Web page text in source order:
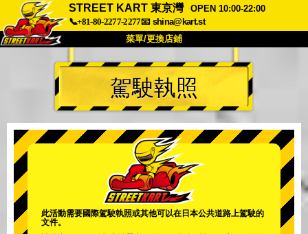
STREET KART 東京灣
OPEN 10:00-22:00
📞+81-80-2277-2277📧 shina@kart.st
菜單/更換店鋪
首頁
關於我們 規格 價格
公司 預訂
更換店鋪
東京 秋葉原 #2 東京 澀谷
東京 澀谷分店
駕駛執照
此活動需要國際駕駛執照或其他可以在日本公共道路上駕駛的
文件。